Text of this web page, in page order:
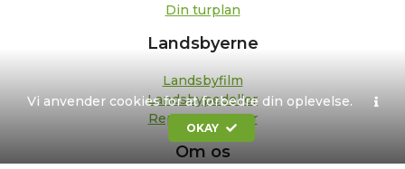
Vi anvender cookies for at forbedre din oplevelse.
OKAY
Din turplan
Landsbyerne
Landsbyfilm
Landsbypedeller
Repræsentanter
Om os